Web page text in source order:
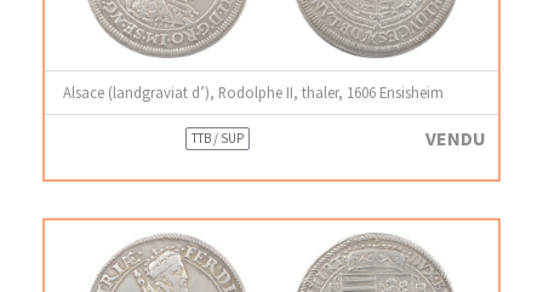
Alsace (landgraviat d’), Rodolphe II, thaler, 1606 Ensisheim
TTB / SUP VENDU